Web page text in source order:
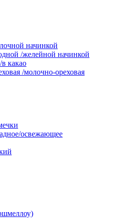
начинкой
/желейной начинкой
какао
/молочно-ореховая
освежающее